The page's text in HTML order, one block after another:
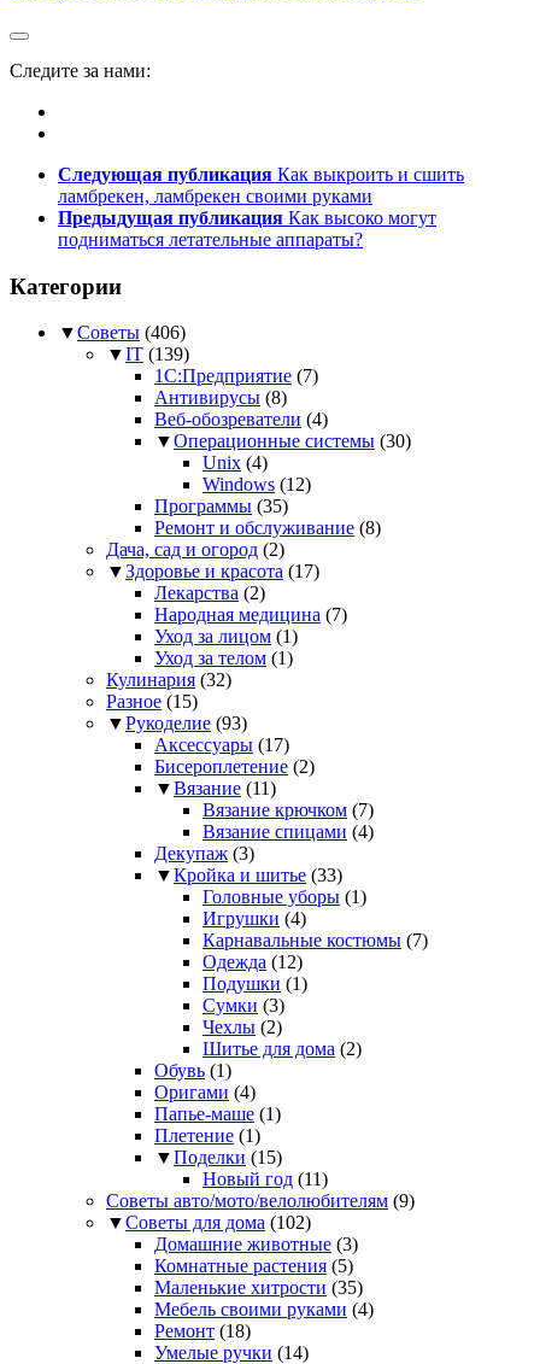
Следите за нами:
Следующая публикация Как выкроить и сшить
ламбрекен, ламбрекен своими руками
Предыдущая публикация Как высоко могут
подниматься летательные аппараты?
Категории
▼Советы (406)
▼IT (139)
1С:Предприятие (7)
Антивирусы (8)
Веб-обозреватели (4)
▼Операционные системы (30)
Unix (4)
Windows (12)
Программы (35)
Ремонт и обслуживание (8)
Дача, сад и огород (2)
▼Здоровье и красота (17)
Лекарства (2)
Народная медицина (7)
Уход за лицом (1)
Уход за телом (1)
Кулинария (32)
Разное (15)
▼Рукоделие (93)
Аксессуары (17)
Бисероплетение (2)
▼Вязание (11)
Вязание крючком (7)
Вязание спицами (4)
Декупаж (3)
▼Кройка и шитье (33)
Головные уборы (1)
Игрушки (4)
Карнавальные костюмы (7)
Одежда (12)
Подушки (1)
Сумки (3)
Чехлы (2)
Шитье для дома (2)
Обувь (1)
Оригами (4)
Папье-маше (1)
Плетение (1)
▼Поделки (15)
Новый год (11)
Советы авто/мото/велолюбителям (9)
▼Советы для дома (102)
Домашние животные (3)
Комнатные растения (5)
Маленькие хитрости (35)
Мебель своими руками (4)
Ремонт (18)
Умелые ручки (14)